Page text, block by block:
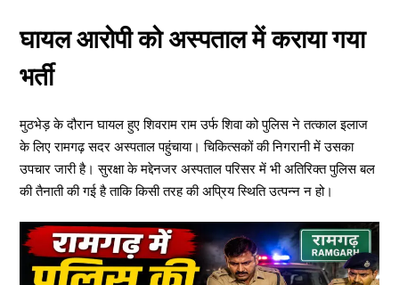
घायल आरोपी को अस्पताल में कराया गया
भर्ती
मुठभेड़ के दौरान घायल हुए शिवराम राम उर्फ शिवा को पुलिस ने तत्काल इलाज
के लिए रामगढ़ सदर अस्पताल पहुंचाया। चिकित्सकों की निगरानी में उसका
उपचार जारी है। सुरक्षा के मद्देनजर अस्पताल परिसर में भी अतिरिक्त पुलिस बल
की तैनाती की गई है ताकि किसी तरह की अप्रिय स्थिति उत्पन्न न हो।